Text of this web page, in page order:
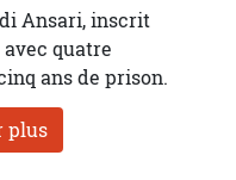
Ansari, inscrit
quatre
ans de prison.
plus